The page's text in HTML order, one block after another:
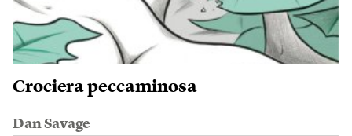
Crociera peccaminosa
Dan Savage